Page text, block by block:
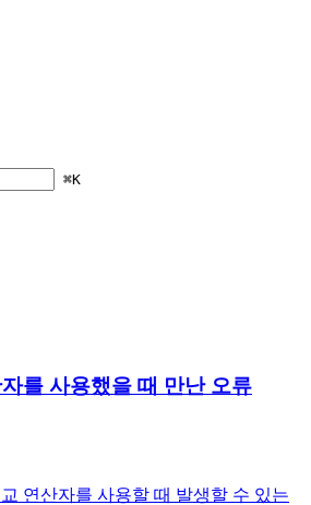
⌘K
를 사용했을 때 만난 오류
연산자를 사용할 때 발생할 수 있는